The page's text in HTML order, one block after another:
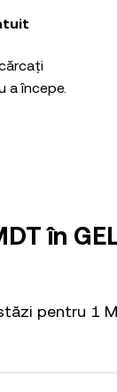
a începe.
în
pentru 1